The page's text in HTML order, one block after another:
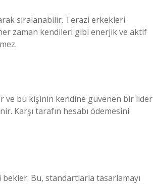
sıralanabilir. Terazi erkekleri
zaman kendileri gibi enerjik ve aktif
ve bu kişinin kendine güvenen bir lider
Karşı tarafın hesabı ödemesini
Bu, standartlarla tasarlamayı